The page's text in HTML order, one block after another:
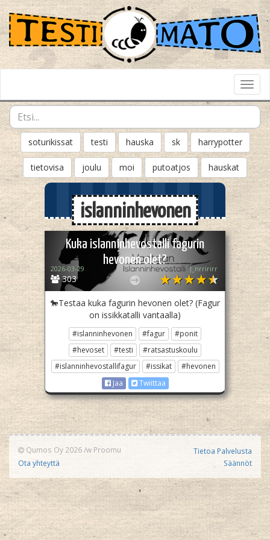
soturikissat testi hauska sk harrypotter
tietovisa joulu moi putoatjos hauskat
islanninhevonen
Kuka islanninhevostalli fagurin
hevonen olet?
303
2026-03-29 J_nrririrr
🐎Testaa kuka fagurin hevonen olet? (Fagur
on issikkatalli vantaalla)
#islanninhevonen #fagur
#ponit
#hevoset
#testi
#ratsastuskoulu
#islanninhevostallifagur
#issikat
#hevonen
Jaa
Twiittaa
Qumos Oy 2026/w Proomu
Ota yhteyttä
Tietoa Palvelusta
Säännöt